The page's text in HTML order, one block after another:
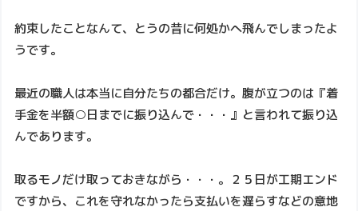
約束したことなんて、とうの昔に何処かへ飛んでしまったよ
うです。
最近の職人は本当に自分たちの都合だけ。腹が立つのは『着
手金を半額○日までに振り込んで・・・』と言われて振り込
んであります。
取るモノだけ取っておきながら・・・。２５日が工期エンド
ですから、これを守れなかったら支払いを遅らすなどの意地